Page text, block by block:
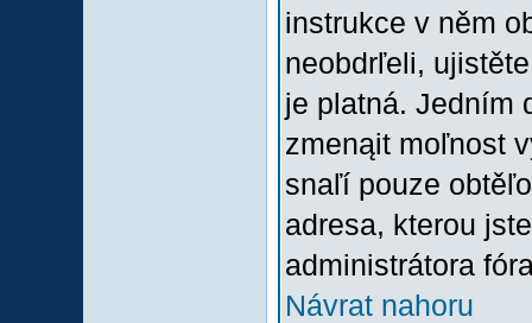
instrukce v něm
neobdrľeli,
je platná. Jedním
zmenąit moľnost
snaľí pouze
adresa, kterou
administrátora
Návrat nahoru